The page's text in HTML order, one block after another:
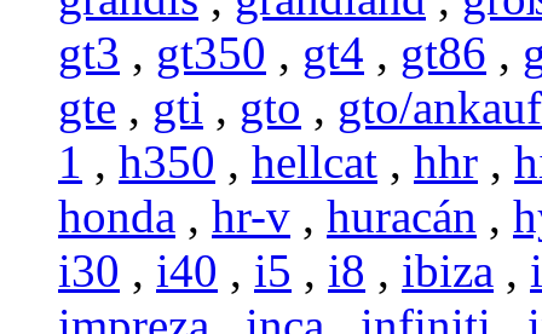
gt3 , gt350 , gt4 , gt86 ,
gte , gti , gto , gto/ankauf
1 , h350 , hellcat , hhr ,
honda , hr-v , huracán ,
i30 , i40 , i5 , i8 , ibiza ,